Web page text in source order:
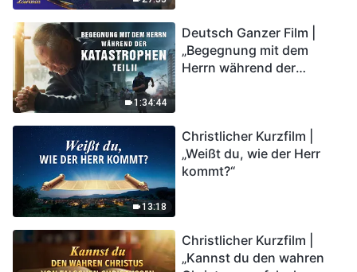
1:34:44
Deutsch Ganzer Film |
„Begegnung mit dem
Herrn während der
in das Königreich Gottes
eintreten?
13:18
Christlicher Kurzfilm |
„Weißt du, wie der Herr
kommt?“
Christlicher Kurzfilm |
„Kannst du den wahren